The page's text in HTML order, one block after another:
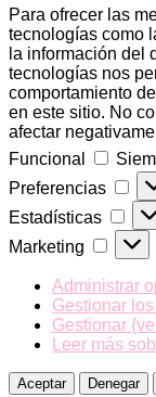
Para ofrecer las
tecnologías como
la información del
tecnologías nos
comportamiento
en este sitio. No
afectar
Funcional
Preferencias
Estadísticas
Marketing
Administrar
Gestionar
Gestionar
Leer más
Aceptar Denegar